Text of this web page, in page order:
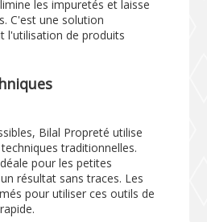
les impuretés et laisse
C'est une solution
l'utilisation de produits
Bilal Propreté utilise
traditionnelles.
pour les petites
résultat sans traces. Les
pour utiliser ces outils de